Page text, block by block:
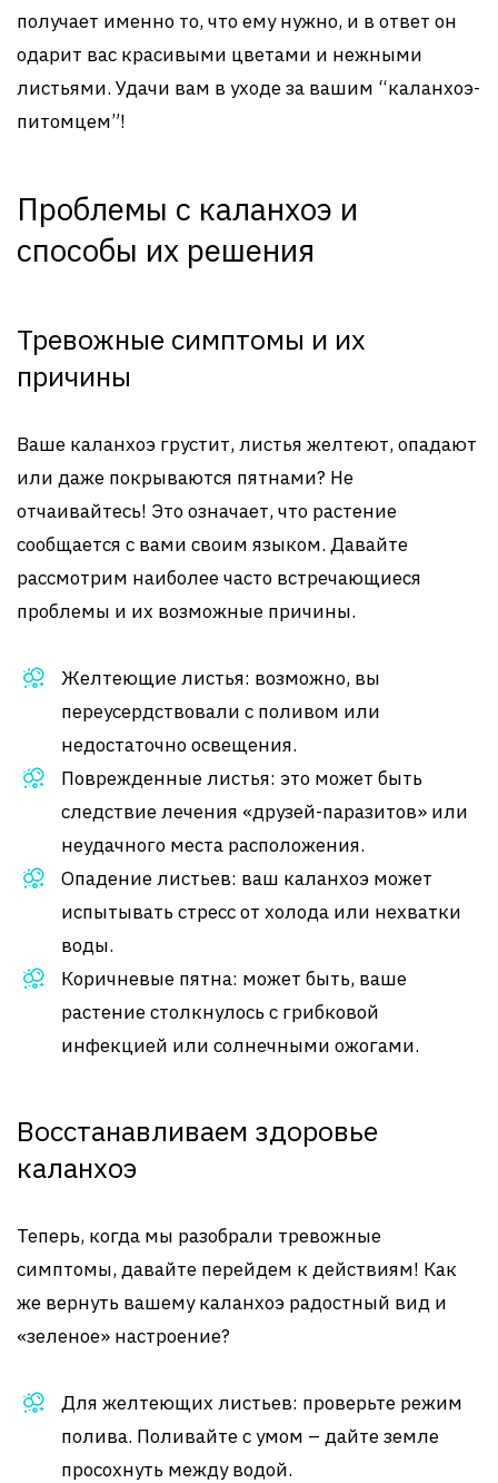
получает именно то, что ему нужно, и в ответ он
одарит вас красивыми цветами и нежными
листьями. Удачи вам в уходе за вашим “каланхоэ-
питомцем”!
Проблемы с каланхоэ и
способы их решения
Тревожные симптомы и их
причины
Ваше каланхоэ грустит, листья желтеют, опадают
или даже покрываются пятнами? Не
отчаивайтесь! Это означает, что растение
сообщается с вами своим языком. Давайте
рассмотрим наиболее часто встречающиеся
проблемы и их возможные причины.
Желтеющие листья: возможно, вы
переусердствовали с поливом или
недостаточно освещения.
Поврежденные листья: это может быть
следствие лечения «друзей-паразитов» или
неудачного места расположения.
Опадение листьев: ваш каланхоэ может
испытывать стресс от холода или нехватки
воды.
Коричневые пятна: может быть, ваше
растение столкнулось с грибковой
инфекцией или солнечными ожогами.
Восстанавливаем здоровье
каланхоэ
Теперь, когда мы разобрали тревожные
симптомы, давайте перейдем к действиям! Как
же вернуть вашему каланхоэ радостный вид и
«зеленое» настроение?
Для желтеющих листьев: проверьте режим
полива. Поливайте с умом – дайте земле
просохнуть между водой.